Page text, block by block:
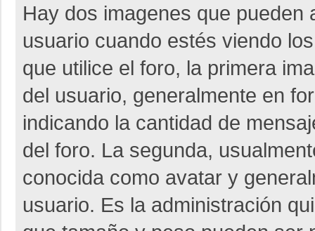
Hay dos imagenes que
usuario cuando estés viendo
que utilice el foro, la primera
del usuario, generalmente en
indicando la cantidad de
del foro. La segunda,
conocida como avatar y
usuario. Es la administración